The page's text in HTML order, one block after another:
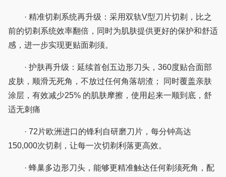
· 精准切剃系统再升级：采用双轨V型刀片切剃，比之
前的切剃系统效率翻倍，同时为肌肤提供更好的保护和舒适
感，进一步实现更贴面剃须。
· 护肤再升级：延续首创五边形刀头，360度贴合面部
皮肤，顺滑无死角，不放过任何角落胡渣； 同时覆盖亲肤
涂层，有效减少25% 的肌肤摩擦，使用起来一顺到底，舒
适无刺痛
· 72片欧洲进口的锋利自研磨刀片，每分钟高达
150,000次切剃，让每一次切剃利落更高效。
· 蜂巢多边形刀头，能够更精准触达任何剃须死角，配